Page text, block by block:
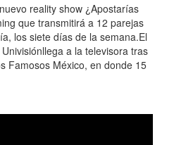
reality show ¿Apostarías
que transmitirá a 12 parejas
los siete días de la semana.El
a la televisora tras
Famosos México, en donde 15